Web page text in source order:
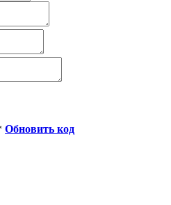
Обновить код